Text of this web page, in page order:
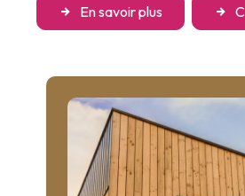
En savoir plus